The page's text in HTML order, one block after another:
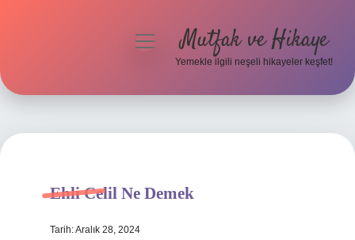
Hakkımızda
menüyüMutfak ve Hikaye
Yemekle ilgili neşeli hikayeler keşfet!
Ehli Celil Ne Demek
Tarih: Aralık 28, 2024